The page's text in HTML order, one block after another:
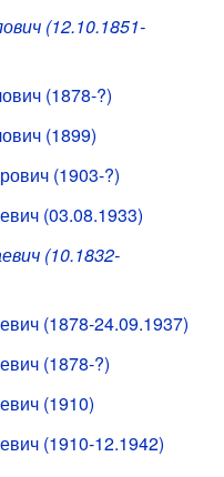
(12.10.1851-
(1878-?)
(1899)
(1903-?)
(03.08.1933)
(10.1832-
(1878-24.09.1937)
(1878-?)
(1910)
(1910-12.1942)